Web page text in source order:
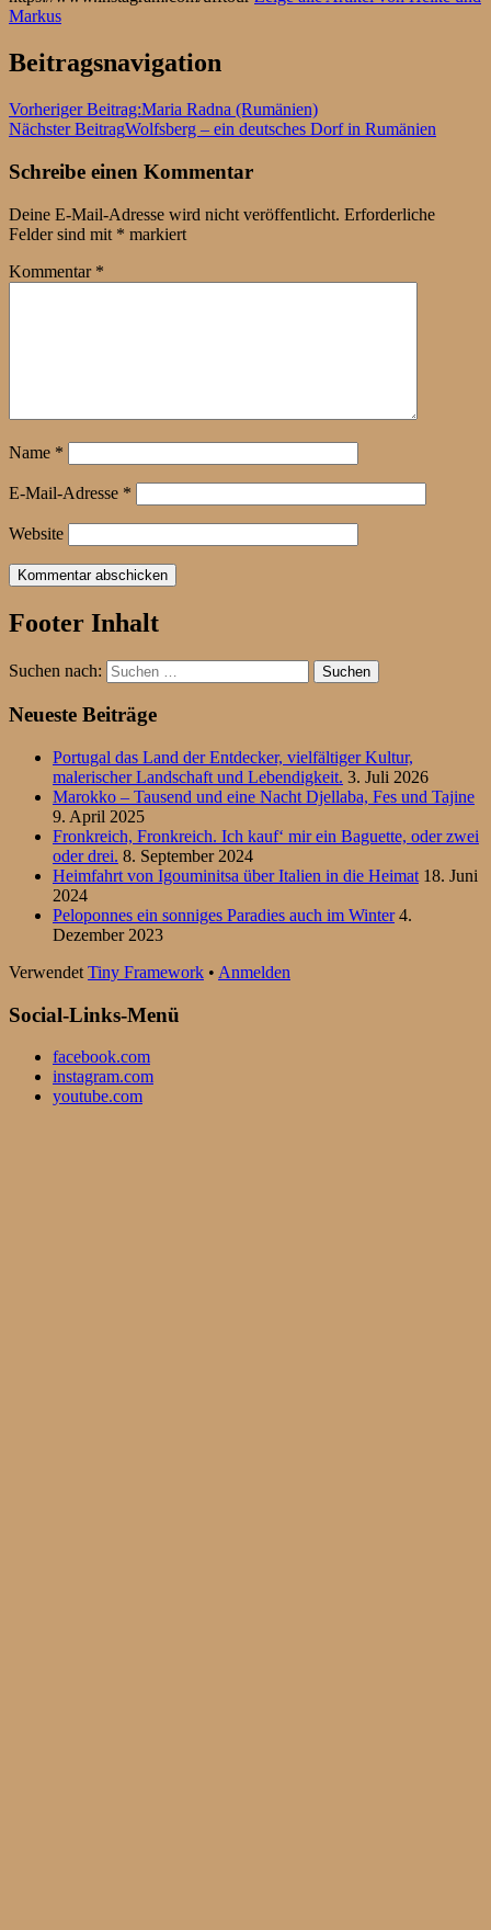
Markus
Beitragsnavigation
Vorheriger Beitrag:Maria Radna (Rumänien)
Nächster BeitragWolfsberg – ein deutsches Dorf in Rumänien
Schreibe einen Kommentar
Deine E-Mail-Adresse wird nicht veröffentlicht. Erforderliche
Felder sind mit * markiert
Kommentar *
Name *
E-Mail-Adresse *
Website
Footer Inhalt
Suchen nach:
Neueste Beiträge
Portugal das Land der Entdecker, vielfältiger Kultur,
malerischer Landschaft und Lebendigkeit. 3. Juli 2026
Marokko – Tausend und eine Nacht Djellaba, Fes und Tajine
9. April 2025
Fronkreich, Fronkreich. Ich kauf‘ mir ein Baguette, oder zwei
oder drei. 8. September 2024
Heimfahrt von Igouminitsa über Italien in die Heimat 18. Juni
2024
Peloponnes ein sonniges Paradies auch im Winter 4.
Dezember 2023
Verwendet Tiny Framework • Anmelden
Social-Links-Menü
facebook.com
instagram.com
youtube.com